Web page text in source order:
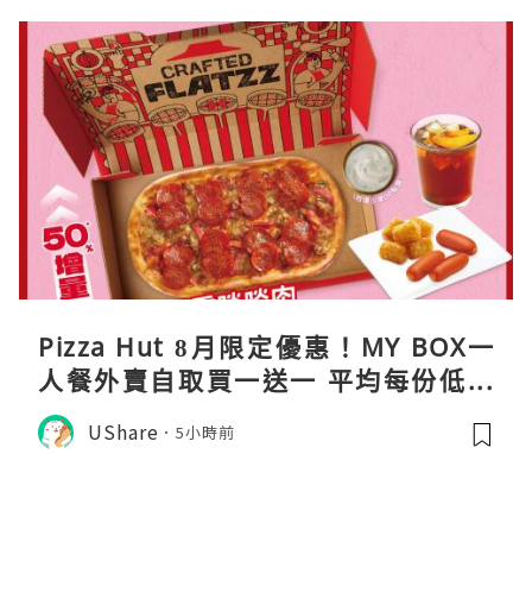
Pizza Hut 8月限定優惠！MY BOX一
人餐外賣自取買一送一 平均每份低至
$31
UShare 5小時前